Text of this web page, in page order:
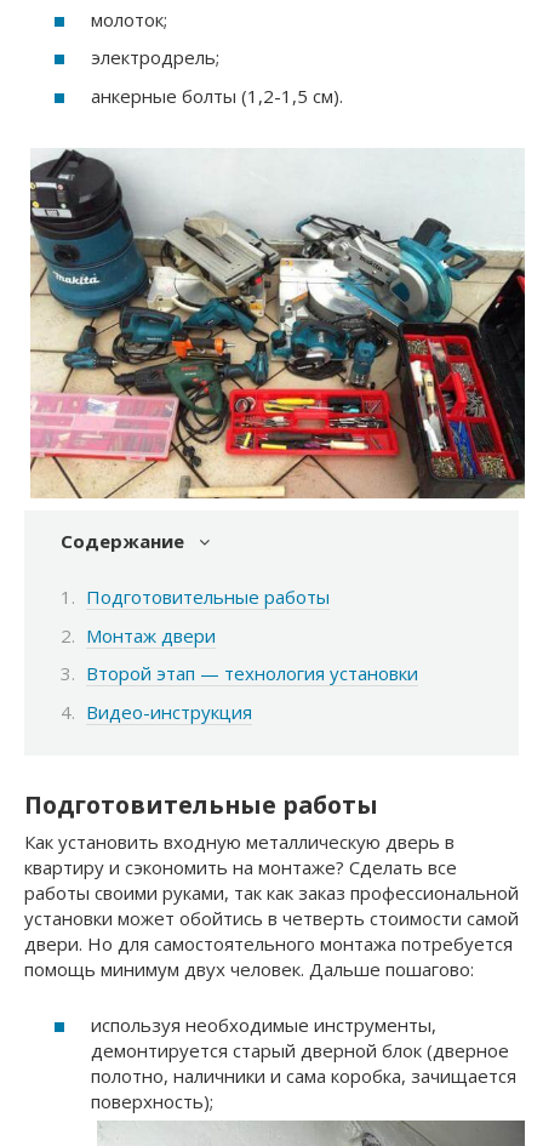
молоток;
электродрель;
анкерные болты (1,2-1,5 см).
Содержание
Подготовительные работы
Монтаж двери
Второй этап — технология установки
Видео-инструкция
Подготовительные работы
Как установить входную металлическую дверь в
квартиру и сэкономить на монтаже? Сделать все
работы своими руками, так как заказ профессиональной
установки может обойтись в четверть стоимости самой
двери. Но для самостоятельного монтажа потребуется
помощь минимум двух человек. Дальше пошагово:
используя необходимые инструменты,
демонтируется старый дверной блок (дверное
полотно, наличники и сама коробка, зачищается
поверхность);